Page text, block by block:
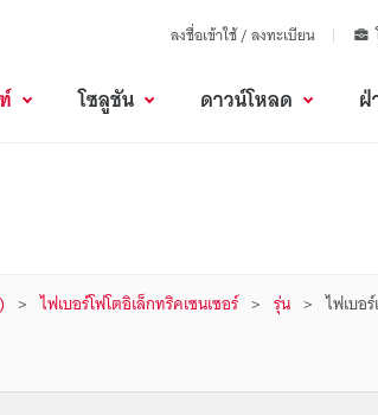
ลงชื่อเข้าใช้ / ลงทะเบียน
โซลูชัน ดาวน์โหลด
ไฟเบอร์โฟโตอิเล็กทริคเซนเซอร์ รุ่น ไฟเบอ